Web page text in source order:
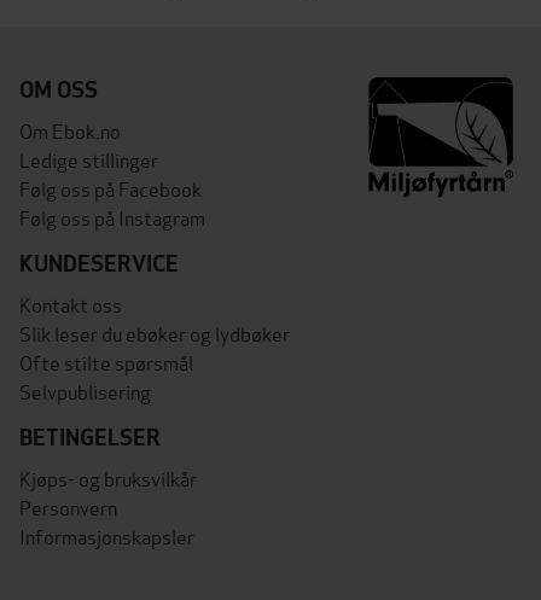
OM OSS
Om Ebok.no
Ledige stillinger
Følg oss på Facebook
Følg oss på Instagram
KUNDESERVICE
Kontakt oss
Slik leser du ebøker og lydbøker
Ofte stilte spørsmål
Selvpublisering
BETINGELSER
Kjøps- og bruksvilkår
Personvern
Informasjonskapsler